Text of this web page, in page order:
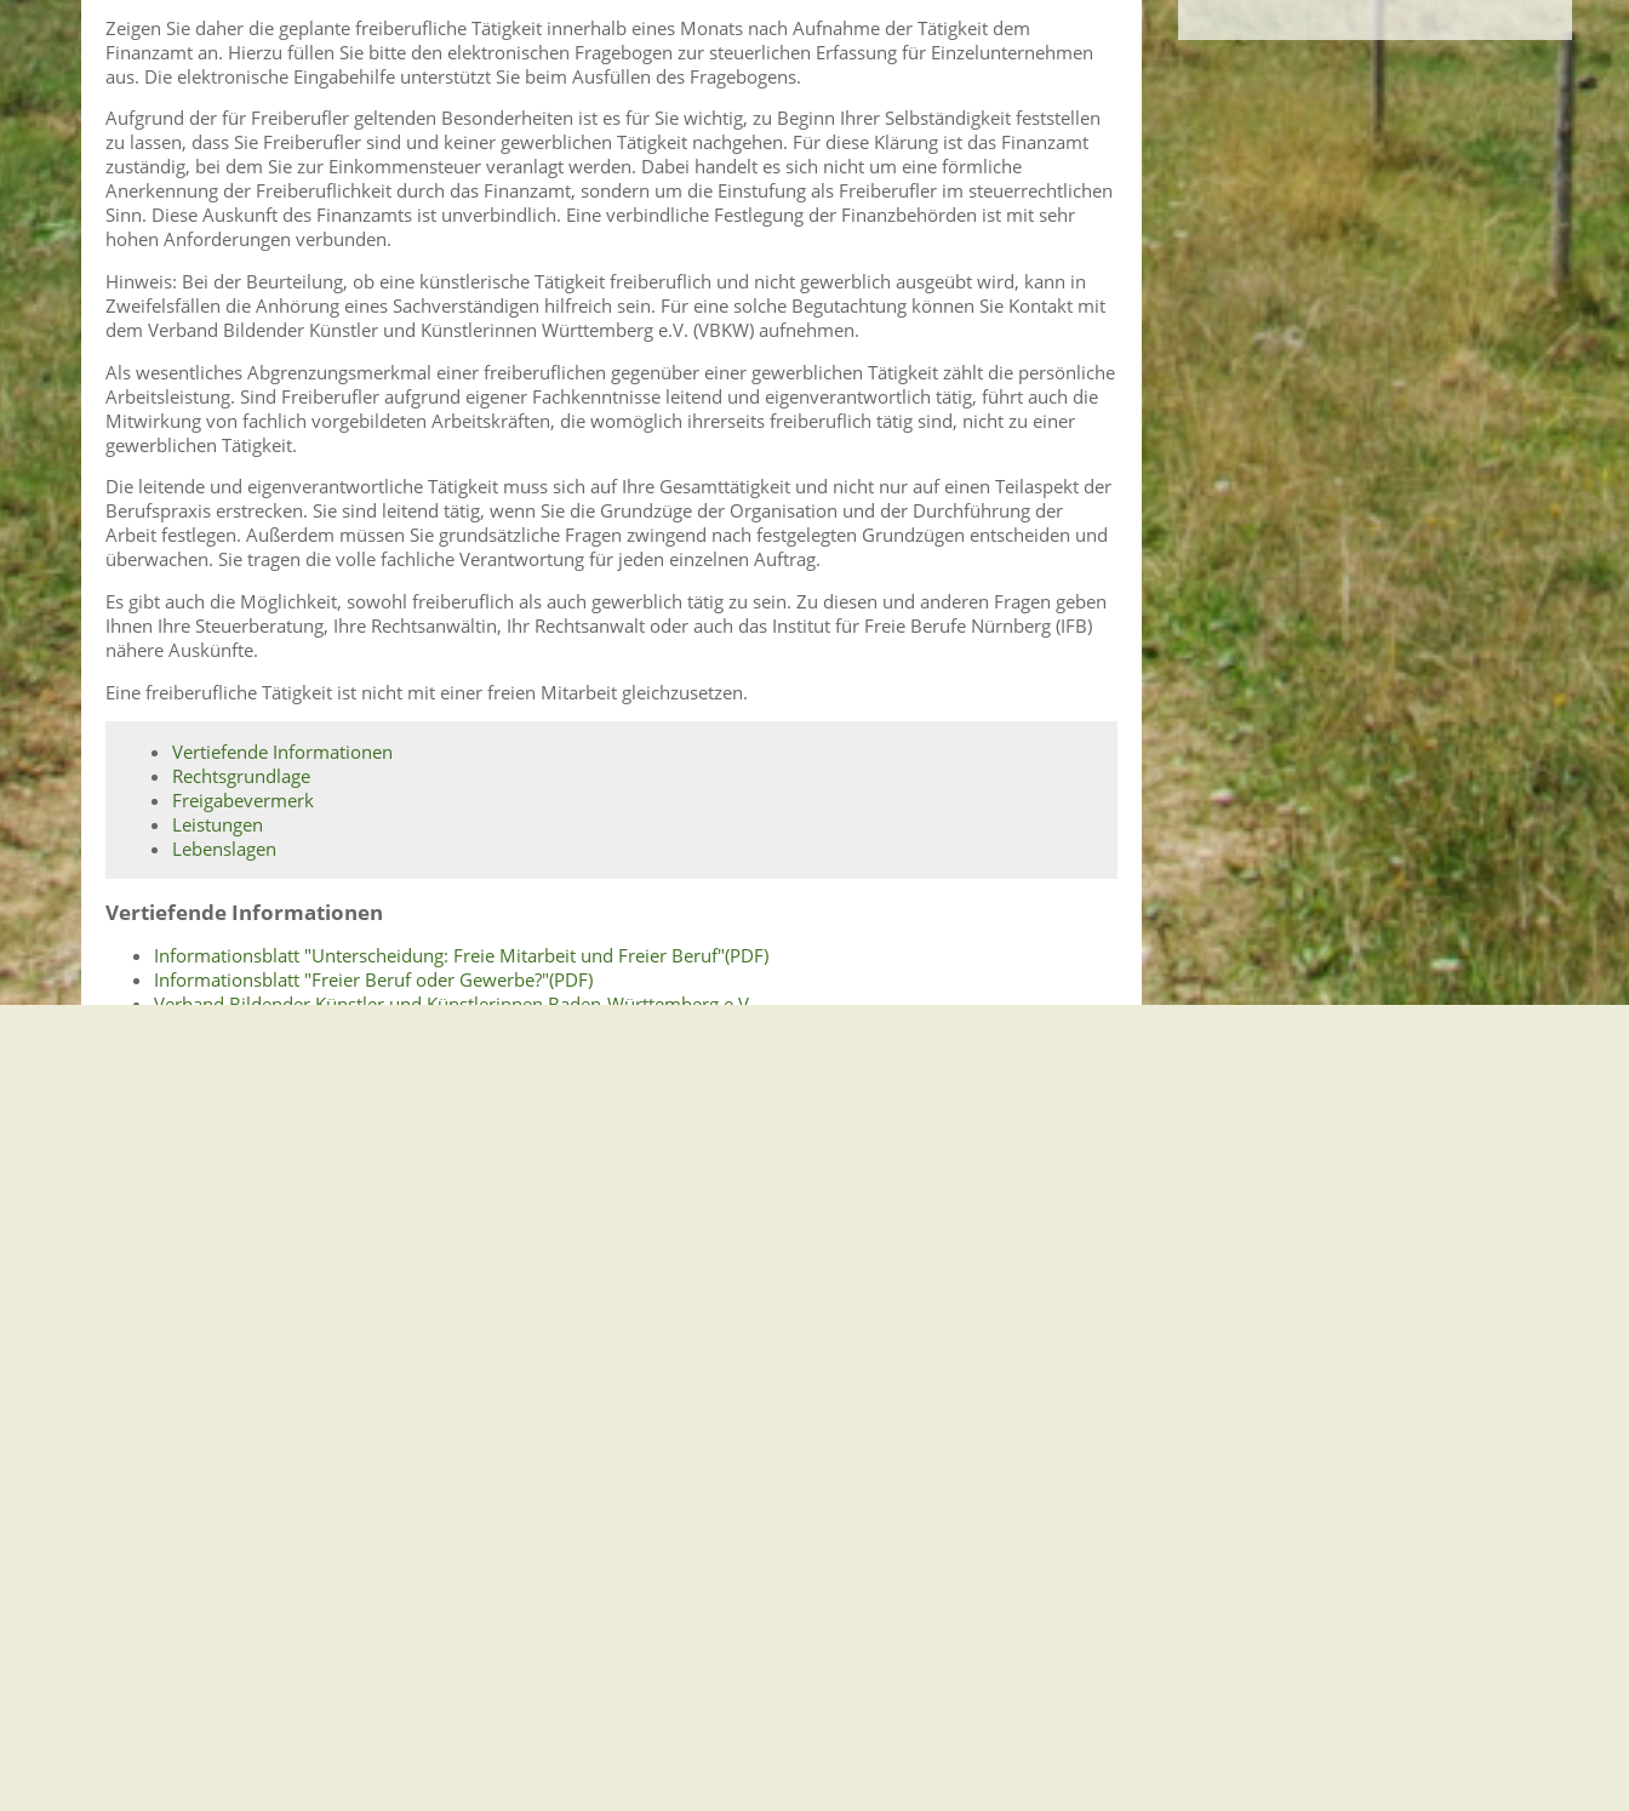
Zeigen Sie daher die geplante freiberufliche Tätigkeit innerhalb eines Monats nach Aufnahme der Tätigkeit dem
Finanzamt an. Hierzu füllen Sie bitte den elektronischen Fragebogen zur steuerlichen Erfassung für Einzelunternehmen
aus. Die elektronische Eingabehilfe unterstützt Sie beim Ausfüllen des Fragebogens.
Aufgrund der für Freiberufler geltenden Besonderheiten ist es für Sie wichtig, zu Beginn Ihrer Selbständigkeit feststellen
zu lassen, dass Sie Freiberufler sind und keiner gewerblichen Tätigkeit nachgehen. Für diese Klärung ist das Finanzamt
zuständig, bei dem Sie zur Einkommensteuer veranlagt werden. Dabei handelt es sich nicht um eine förmliche
Anerkennung der Freiberuflichkeit durch das Finanzamt, sondern um die Einstufung als Freiberufler im steuerrechtlichen
Sinn. Diese Auskunft des Finanzamts ist unverbindlich. Eine verbindliche Festlegung der Finanzbehörden ist mit sehr
hohen Anforderungen verbunden.
Hinweis: Bei der Beurteilung, ob eine künstlerische Tätigkeit freiberuflich und nicht gewerblich ausgeübt wird, kann in
Zweifelsfällen die Anhörung eines Sachverständigen hilfreich sein. Für eine solche Begutachtung können Sie Kontakt mit
dem Verband Bildender Künstler und Künstlerinnen Württemberg e.V. (VBKW) aufnehmen.
Als wesentliches Abgrenzungsmerkmal einer freiberuflichen gegenüber einer gewerblichen Tätigkeit zählt die persönliche
Arbeitsleistung. Sind Freiberufler aufgrund eigener Fachkenntnisse leitend und eigenverantwortlich tätig, führt auch die
Mitwirkung von fachlich vorgebildeten Arbeitskräften, die womöglich ihrerseits freiberuflich tätig sind, nicht zu einer
gewerblichen Tätigkeit.
Die leitende und eigenverantwortliche Tätigkeit muss sich auf Ihre Gesamttätigkeit und nicht nur auf einen Teilaspekt der
Berufspraxis erstrecken. Sie sind leitend tätig, wenn Sie die Grundzüge der Organisation und der Durchführung der
Arbeit festlegen. Außerdem müssen Sie grundsätzliche Fragen zwingend nach festgelegten Grundzügen entscheiden und
überwachen. Sie tragen die volle fachliche Verantwortung für jeden einzelnen Auftrag.
Es gibt auch die Möglichkeit, sowohl freiberuflich als auch gewerblich tätig zu sein. Zu diesen und anderen Fragen geben
Ihnen Ihre Steuerberatung, Ihre Rechtsanwältin, Ihr Rechtsanwalt oder auch das Institut für Freie Berufe Nürnberg (IFB)
nähere Auskünfte.
Eine freiberufliche Tätigkeit ist nicht mit einer freien Mitarbeit gleichzusetzen.
Vertiefende Informationen
Rechtsgrundlage
Freigabevermerk
Leistungen
Lebenslagen
Vertiefende Informationen
Informationsblatt "Unterscheidung: Freie Mitarbeit und Freier Beruf"(PDF)
Informationsblatt "Freier Beruf oder Gewerbe?"(PDF)
Verband Bildender Künstler und Künstlerinnen Baden-Württemberg e.V.